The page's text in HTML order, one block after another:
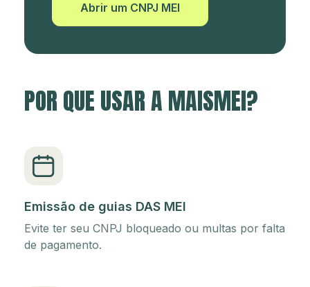
Abrir um CNPJ MEI
POR QUE USAR A MAISMEI?
Emissão de guias DAS MEI
Evite ter seu CNPJ bloqueado ou multas por falta
de pagamento.